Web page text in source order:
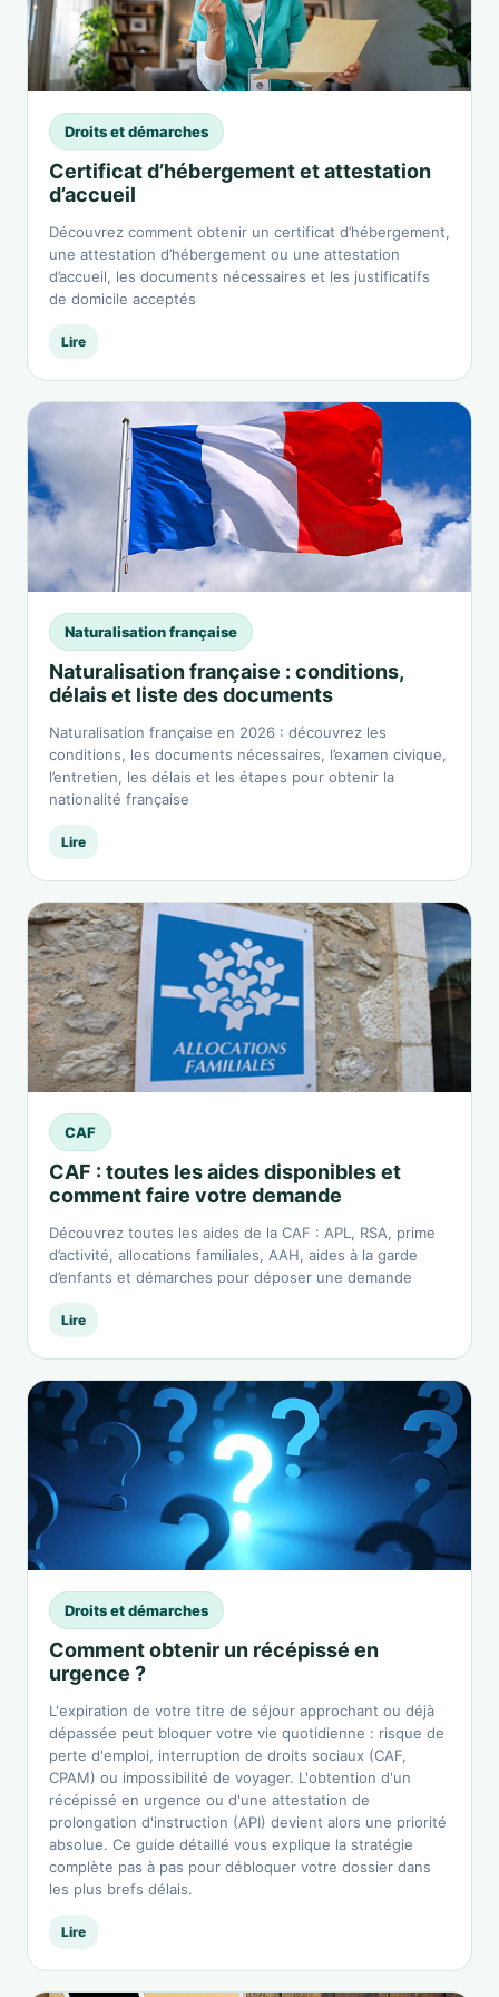
Droits et démarches
Certificat d’hébergement et attestation
d’accueil
Découvrez comment obtenir un certificat d’hébergement,
une attestation d’hébergement ou une attestation
d’accueil, les documents nécessaires et les justificatifs
de domicile acceptés
Lire
Naturalisation française
Naturalisation française : conditions,
délais et liste des documents
Naturalisation française en 2026 : découvrez les
conditions, les documents nécessaires, l’examen civique,
l’entretien, les délais et les étapes pour obtenir la
nationalité française
Lire
CAF
CAF : toutes les aides disponibles et
comment faire votre demande
Découvrez toutes les aides de la CAF : APL, RSA, prime
d’activité, allocations familiales, AAH, aides à la garde
d’enfants et démarches pour déposer une demande
Lire
Droits et démarches
Comment obtenir un récépissé en
urgence ?
L'expiration de votre titre de séjour approchant ou déjà
dépassée peut bloquer votre vie quotidienne : risque de
perte d'emploi, interruption de droits sociaux (CAF,
CPAM) ou impossibilité de voyager. L'obtention d'un
récépissé en urgence ou d'une attestation de
prolongation d'instruction (API) devient alors une priorité
absolue. Ce guide détaillé vous explique la stratégie
complète pas à pas pour débloquer votre dossier dans
les plus brefs délais.
Lire